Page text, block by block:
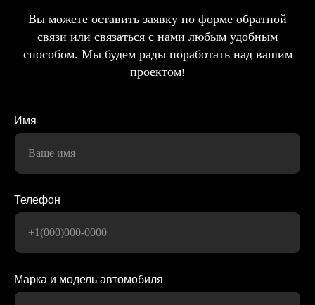
Вы можете оставить заявку по форме обратной
связи или связаться с нами любым удобным
способом. Мы будем рады поработать над вашим
проектом!
Имя
Ваше имя
Телефон
+1(000)000-0000
Марка и модель автомобиля